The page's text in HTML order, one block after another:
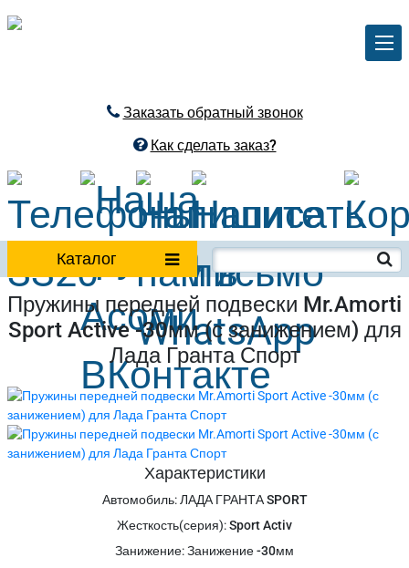
Заказать обратный звонок
Как сделать заказ?
Каталог
Пружины передней подвески Mr.Amorti
Sport Active -30мм (с занижением) для
Лада Гранта Спорт
Характеристики
Автомобиль:ЛАДА ГРАНТА SPORT
Жесткость(серия):Sport Activ
Занижение:Занижение -30мм